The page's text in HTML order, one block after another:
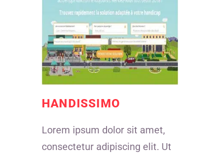
HANDISSIMO
Lorem ipsum dolor sit amet,
consectetur adipiscing elit. Ut